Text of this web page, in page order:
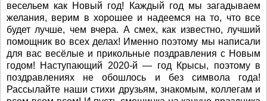
весельем как Новый год! Каждый год мы загадываем
желания, верим в хорошее и надеемся на то, что все
будет лучше, чем вчера. А смех, как известно, лучший
помощник во всех делах! Именно поэтому мы написали
для вас весёлые и прикольные поздравления с Новым
годом! Наступающий 2020-й — год Крысы, поэтому в
поздравлениях не обошлось и без символа года!
Рассылайте наши стихи друзьям, знакомым, коллегам и